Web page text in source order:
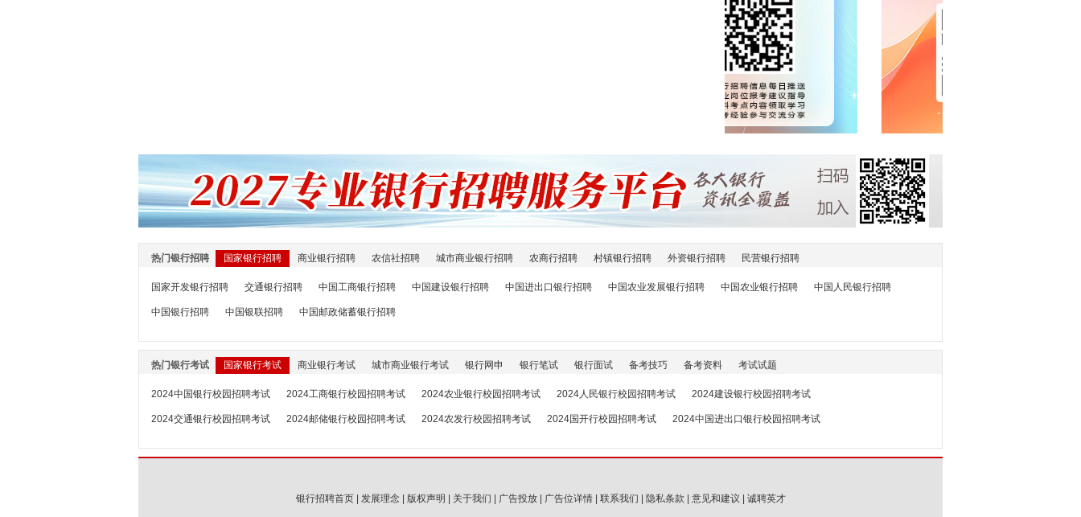
热门银行招聘 国家银行招聘 商业银行招聘 农信社招聘 城市商业银行招聘 农商行招聘 村镇银行招聘 外资银行招聘 民营银行招聘
国家开发银行招聘 交通银行招聘 中国工商银行招聘 中国建设银行招聘 中国进出口银行招聘 中国农业发展银行招聘 中国农业银行招聘 中国人民银行招聘
中国银行招聘 中国银联招聘 中国邮政储蓄银行招聘
热门银行考试 国家银行考试 商业银行考试 城市商业银行考试 银行网申 银行笔试 银行面试 备考技巧 备考资料 考试试题
2024中国银行校园招聘考试 2024工商银行校园招聘考试 2024农业银行校园招聘考试 2024人民银行校园招聘考试 2024建设银行校园招聘考试
2024交通银行校园招聘考试 2024邮储银行校园招聘考试 2024农发行校园招聘考试 2024国开行校园招聘考试 2024中国进出口银行校园招聘考试
银行招聘首页| 发展理念| 版权声明 关于我们 广告投放| 广告位详情| 联系我们 隐私条款 意见和建议 诚聘英才